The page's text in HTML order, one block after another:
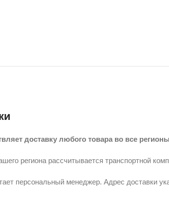
доставку любого товара во все
региона рассчитывается транспортной
персональный менеджер. Адрес доставки